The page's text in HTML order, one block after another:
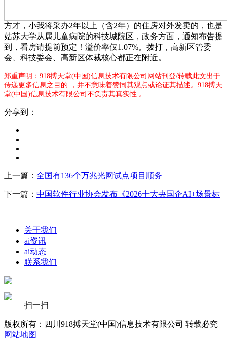
方才，小我将采办2年以上（含2年）的住房对外发卖的，也是
姑苏大学从属儿童病院的科技城院区，政务方面，通知布告提
到，看房请提前预定！溢价率仅1.07%。拨打，高新区管委
会、科技委会、高新区体裁核心都正在附近。
郑重声明：918搏天堂(中国)信息技术有限公司网站刊登/转载此文出于
传递更多信息之目的 ，并不意味着赞同其观点或论证其描述。918搏天
堂(中国)信息技术有限公司不负责其真实性 。
分享到：
上一篇： 全国有136个万兆光网试点项目顺务
下一篇： 中国软件行业协会发布《2026十大央国企AI+场景标
关于我们
ai资讯
ai动态
联系我们
扫一扫
版权所有：四川918搏天堂(中国)信息技术有限公司 转载必究
网站地图